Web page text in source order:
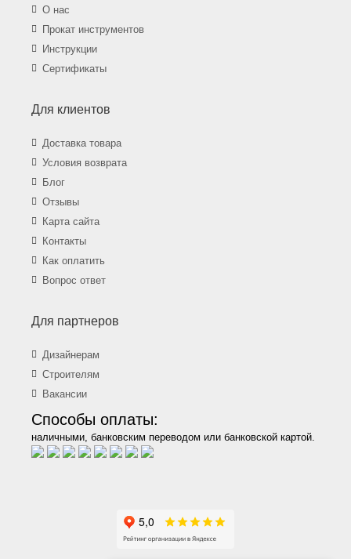
О нас
Прокат инструментов
Инструкции
Сертификаты
Для клиентов
Доставка товара
Условия возврата
Блог
Отзывы
Карта сайта
Контакты
Как оплатить
Вопрос ответ
Для партнеров
Дизайнерам
Строителям
Вакансии
Способы оплаты:
наличными, банковским переводом или банковской картой.